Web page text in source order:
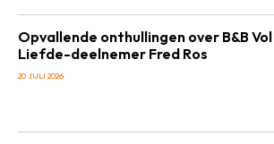
Opvallende onthullingen over B&B Vol
Liefde-deelnemer Fred Ros
20 JULI 2026